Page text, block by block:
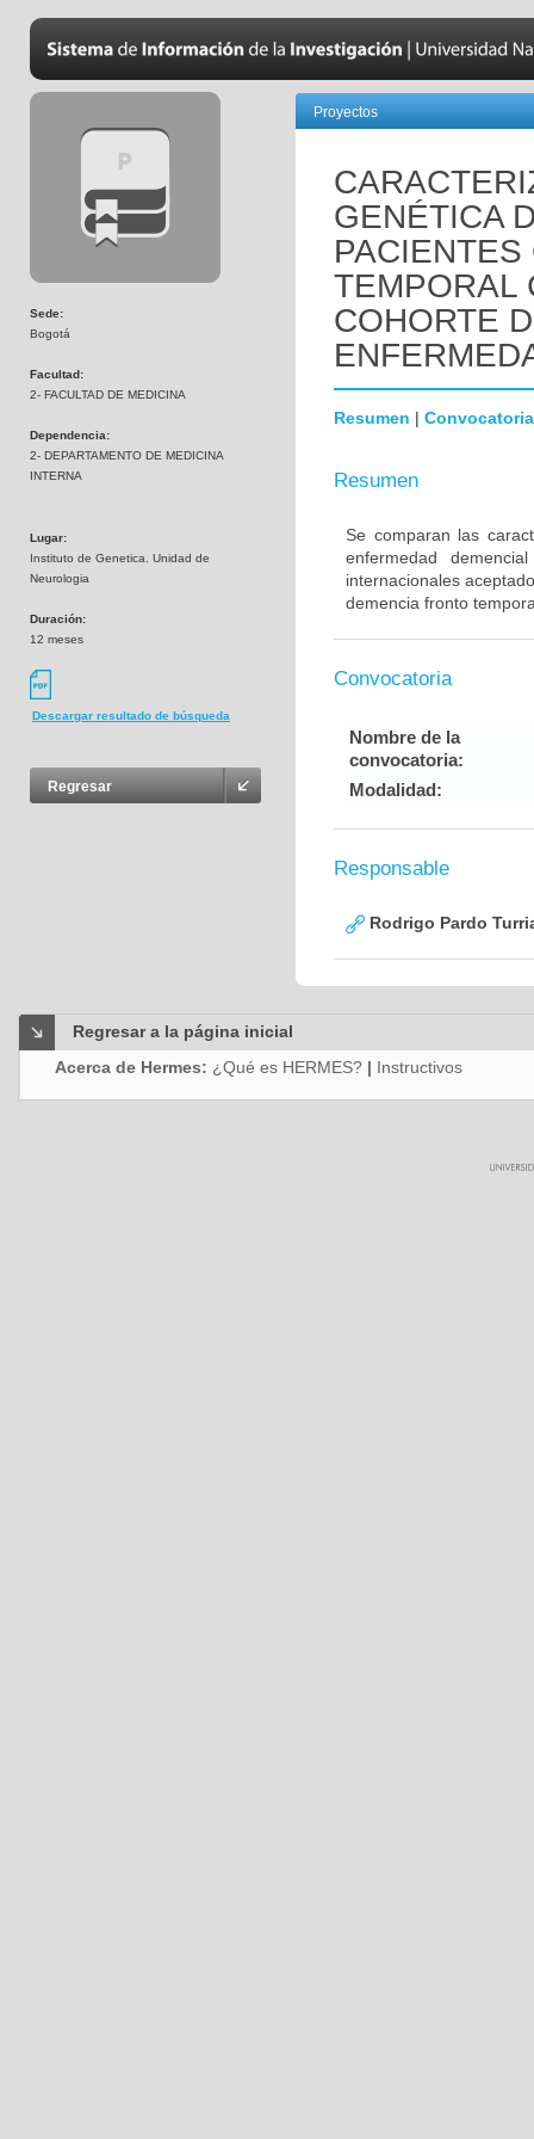
Sede:
Bogotá
Facultad:
2- FACULTAD DE MEDICINA
Dependencia:
2- DEPARTAMENTO DE MEDICINA
INTERNA
Lugar:
Instituto de Genetica. Unidad de
Neurologia
Duración:
12 meses
Descargar resultado de búsqueda
Regresar
Proyectos
GENÉTICA
TEMPORAL
COHORTE
Resumen | Convocatoria
Resumen
Se comparan las
enfermedad
internacionales
demencia fronto
Convocatoria
Nombre de la
convocatoria:
Modalidad:
Responsable
Rodrigo Pardo
Regresar a la página inicial
Acerca de Hermes: ¿Qué es HERMES? | Instructivos